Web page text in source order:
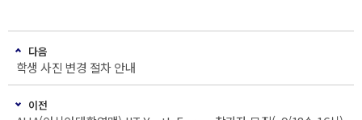
다음
학생 사진 변경 절차 안내
이전